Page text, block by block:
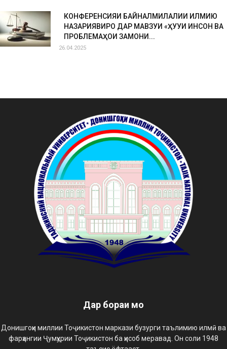
КОНФЕРЕНСИЯИ БАЙНАЛМИЛАЛИИ ИЛМИЮ
НАЗАРИЯВИРО ДАР МАВЗУИ «ҲУҚУҚИ ИНСОН ВА
ПРОБЛЕМАҲОИ ЗАМОНИ...
26.04.2025
Дар бораи мо
Донишгоҳи миллии Тоҷикистон маркази бузурги таълимию илмӣ ва
фарҳангии Ҷумҳурии Тоҷикистон ба ҳисоб меравад. Он соли 1948